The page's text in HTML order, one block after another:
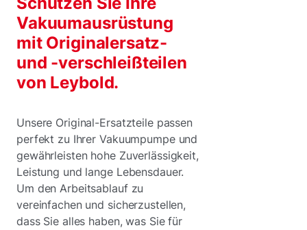
Vakuumausrüstung
mit Originalersatz-
und -verschleißteilen
von Leybold.
Unsere Original-Ersatzteile passen
perfekt zu Ihrer Vakuumpumpe und
gewährleisten hohe Zuverlässigkeit,
Leistung und lange Lebensdauer.
Um den Arbeitsablauf zu
vereinfachen und sicherzustellen,
dass Sie alles haben, was Sie für